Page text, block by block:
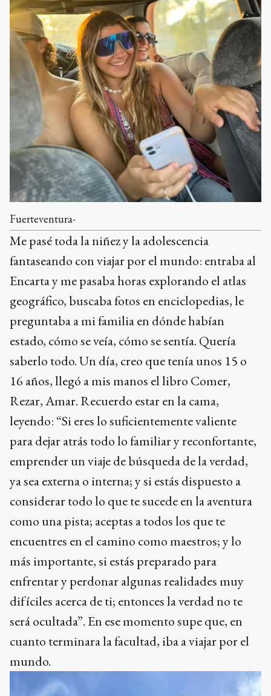
Fuerteventura-
Me pasé toda la niñez y la adolescencia
fantaseando con viajar por el mundo: entraba al
Encarta y me pasaba horas explorando el atlas
geográfico, buscaba fotos en enciclopedias, le
preguntaba a mi familia en dónde habían
estado, cómo se veía, cómo se sentía. Quería
saberlo todo. Un día, creo que tenía unos 15 o
16 años, llegó a mis manos el libro Comer,
Rezar, Amar. Recuerdo estar en la cama,
leyendo: “Si eres lo suficientemente valiente
para dejar atrás todo lo familiar y reconfortante,
emprender un viaje de búsqueda de la verdad,
ya sea externa o interna; y si estás dispuesto a
considerar todo lo que te sucede en la aventura
como una pista; aceptas a todos los que te
encuentres en el camino como maestros; y lo
más importante, si estás preparado para
enfrentar y perdonar algunas realidades muy
difíciles acerca de ti; entonces la verdad no te
será ocultada”. En ese momento supe que, en
cuanto terminara la facultad, iba a viajar por el
mundo.